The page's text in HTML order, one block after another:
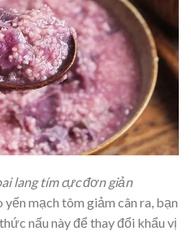
lang tím cực đơn giản
yến mạch tôm giảm cân ra, bạn
nấu này để thay đổi khẩu vị